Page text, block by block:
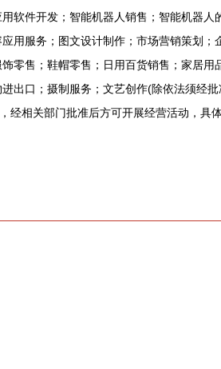
软件开发；智能机器人销售；智能机器
用服务；图文设计制作；市场营销策划
零售；鞋帽零售；日用百货销售；家居用
出口；摄制服务；文艺创作(除依法须经
相关部门批准后方可开展经营活动，具